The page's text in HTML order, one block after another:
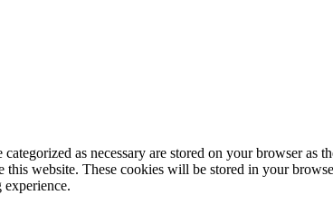
as necessary are stored on your browser as
this website. These cookies will be stored in your